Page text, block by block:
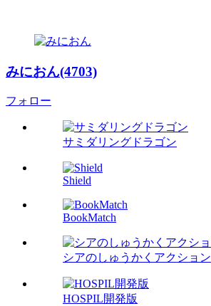
みにおん(4703)
フォロー
サミダリングドラゴン
Shield
BookMatch
シアのしゅうかくアクション
HOSPIL開発版